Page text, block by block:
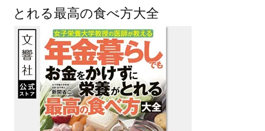
とれる最高の食べ方大全